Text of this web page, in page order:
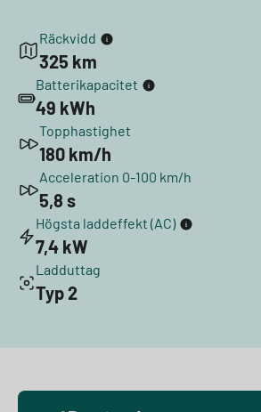
Räckvidd
325 km
Batterikapacitet
49 kWh
Topphastighet
180 km/h
Acceleration 0-100 km/h
5,8 s
Högsta laddeffekt (AC)
7,4 kW
Ladduttag
Typ 2